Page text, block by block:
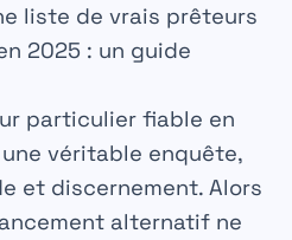
liste de vrais prêteurs
2025 : un guide
particulier fiable en
véritable enquête,
et discernement. Alors
alternatif ne